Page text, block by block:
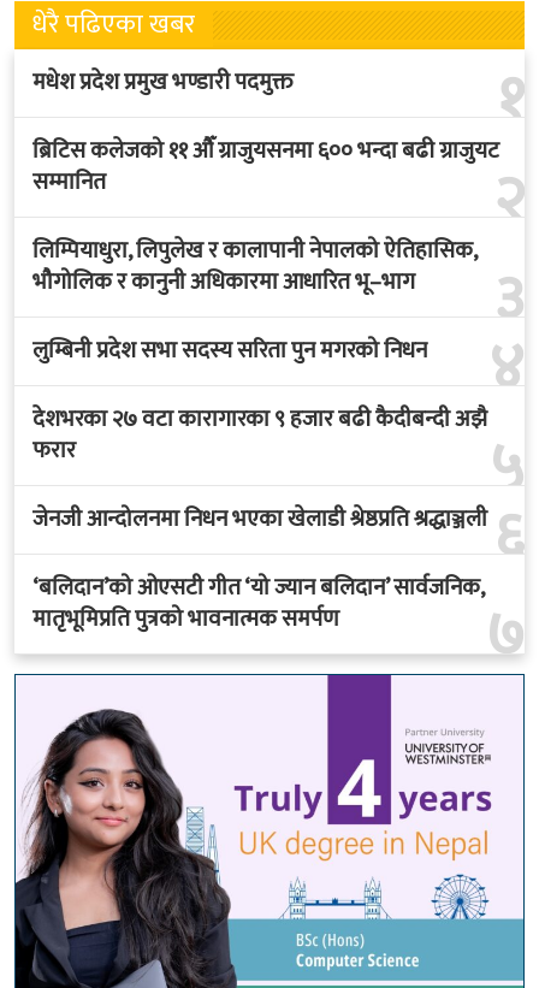
धेरै पढिएका खबर
१
मधेश प्रदेश प्रमुख भण्डारी पदमुक्त
२
ब्रिटिस कलेजको ११ औँ ग्राजुयसनमा ६०० भन्दा बढी ग्राजुयट
सम्मानित
३
लिम्पियाधुरा, लिपुलेख र कालापानी नेपालको ऐतिहासिक,
भौगोलिक र कानुनी अधिकारमा आधारित भू–भाग
४
लुम्बिनी प्रदेश सभा सदस्य सरिता पुन मगरको निधन
५
देशभरका २७ वटा कारागारका ९ हजार बढी कैदीबन्दी अझै
फरार
६
जेनजी आन्दोलनमा निधन भएका खेलाडी श्रेष्ठप्रति श्रद्धाञ्जली
७
‘बलिदान’को ओएसटी गीत ‘यो ज्यान बलिदान’ सार्वजनिक,
मातृभूमिप्रति पुत्रको भावनात्मक समर्पण